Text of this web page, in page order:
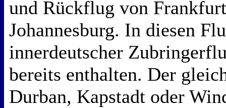
und Rückflug von
Johannesburg. In diesen
innerdeutscher
bereits enthalten. Der
Durban, Kapstadt oder